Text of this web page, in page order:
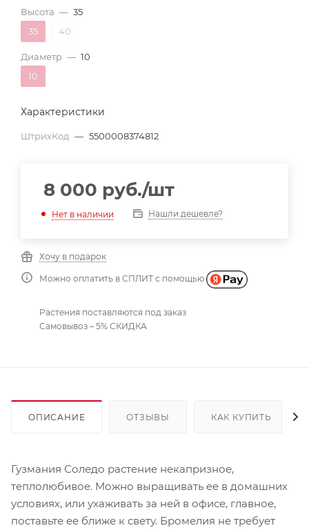
Высота — 35
35
40
Диаметр — 10
10
Характеристики
ШтрихКод — 5500008374812
8 000 руб./шт
Нет в наличии Нашли дешевле?
Хочу в подарок
Можно оплатить в СПЛИТ с помощью
Растения поставляются под заказ
Самовывоз – 5% СКИДКА
ОПИСАНИЕ ОТЗЫВЫ КАК КУПИТЬ
Гузмания Соледо растение некапризное,
теплолюбивое. Можно выращивать ее в домашних
условиях, или ухаживать за ней в офисе, главное,
поставьте ее ближе к свету. Бромелия не требует